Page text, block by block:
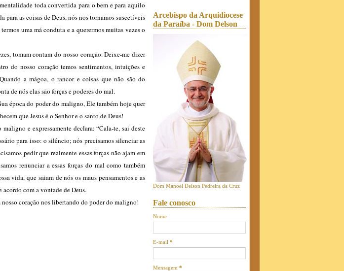
toda convertida para o bem e para aquilo
para as coisas de Deus, nós nos tornamos suscetíveis
uma má conduta e a querermos muitas vezes o
tomam contam do nosso coração. Deixe-me dizer
do nosso coração temos sentimentos, intuições e
a mágoa, o rancor e coisas que não são do
de nós elas são forças e poderes do mal.
época do poder do maligno, Ele também hoje quer
que Jesus é o Senhor e o santo de Deus!
e expressamente declara: “Cala-te, sai deste
para isso: o silêncio; nós precisamos silenciar as
pedir que realmente essas forças não ajam em
renunciar a essas forças do mal como também
vida, que saiam de nós os maus pensamentos e as
com a vontade de Deus.
nosso coração nos libertando do poder do maligno!
Arcebispo da Arquidiocese
da Paraíba - Dom Delson
Dom Manoel Delson Pedreira da Cruz
Fale conosco
Nome
E-mail *
Mensagem *